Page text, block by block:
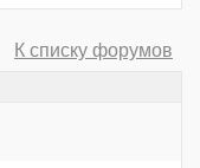
К списку форумов